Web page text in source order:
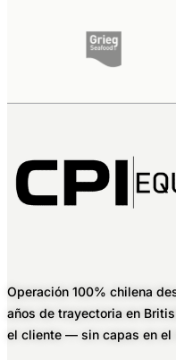
Operación 100% chilena
años de trayectoria en
el cliente — sin capas en el